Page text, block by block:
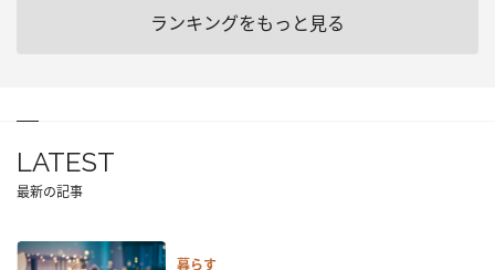
ランキングをもっと見る
LATEST
最新の記事
暮らす